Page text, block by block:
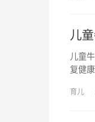
儿
儿童
复健
育儿